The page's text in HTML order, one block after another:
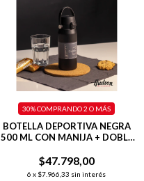
BOTELLA DEPORTIVA NEGRA
500 ML CON MANIJA + DOBLE
$47.798,00
6 x $7.966,33 sin interés
30%COMPRANDO 2 O MÁS